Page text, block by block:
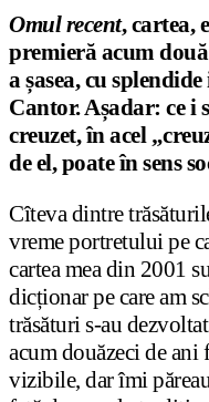
Omul recent, cartea,
premieră acum
a șasea, cu
Cantor. Așadar: ce i
creuzet, în acel
de el, poate în sens
Cîteva dintre
vreme portretului pe
cartea mea din 2001
dicționar pe care am
trăsături s-au
acum douăzeci de ani
vizibile, dar îmi